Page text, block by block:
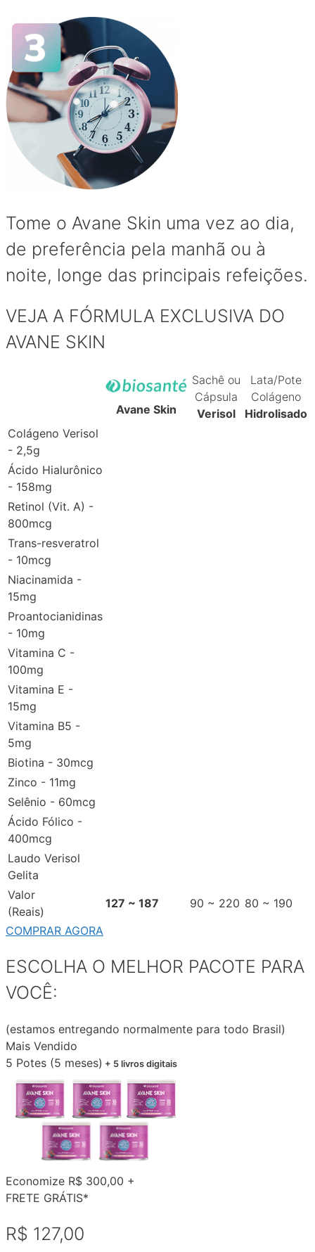
Tome o Avane Skin uma vez ao dia,
de preferência pela manhã ou à
noite, longe das principais refeições.
VEJA A FÓRMULA EXCLUSIVA DO
AVANE SKIN
Avane Skin
Sachê ou
Cápsula
Verisol
Lata/Pote
Colágeno
Hidrolisado
Colágeno Verisol
- 2,5g
Ácido Hialurônico
- 158mg
Retinol (Vit. A) -
800mcg
Trans-resveratrol
- 10mcg
Niacinamida -
15mg
Proantocianidinas
- 10mg
Vitamina C -
100mg
Vitamina E -
15mg
Vitamina B5 -
5mg
Biotina - 30mcg
Zinco - 11mg
Selênio - 60mcg
Ácido Fólico -
400mcg
Laudo Verisol
Gelita
Valor
(Reais)
127 ~ 187 90 ~ 220 80 ~ 190
COMPRAR AGORA
ESCOLHA O MELHOR PACOTE PARA
VOCÊ:
(estamos entregando normalmente para todo Brasil)
Mais Vendido
5 Potes (5 meses) + 5 livros digitais
Economize R$ 300,00 +
FRETE GRÁTIS*
R$ 127,00